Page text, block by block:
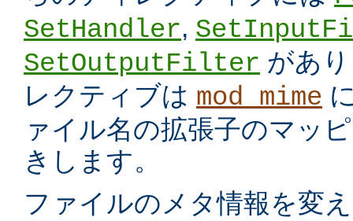
SetHandler,
SetOutputFilter があ
レクティブは mod_mime
ァイル名の拡張子のマッ
きします。
ファイルのメタ情報を変